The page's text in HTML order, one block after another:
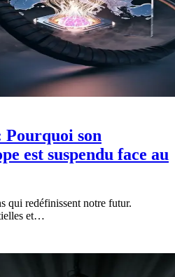
son
est suspendu face au
qui redéfinissent notre futur.
et…